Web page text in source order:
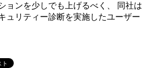
ョンを少しでも上げるべく、 同社は
ュリティー診断を実施したユーザー